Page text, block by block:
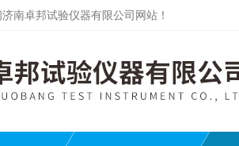
南卓邦试验仪器有限公司网站！